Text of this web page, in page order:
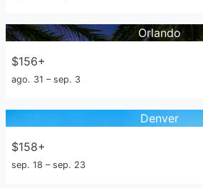
Orlando
$156+
ago. 31 – sep. 3
Denver
$158+
sep. 18 – sep. 23